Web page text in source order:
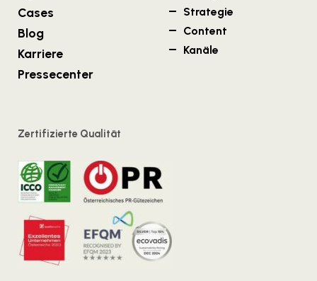
Cases
Blog
Karriere
Pressecenter
Strategie
Content
Kanäle
Zertifizierte Qualität